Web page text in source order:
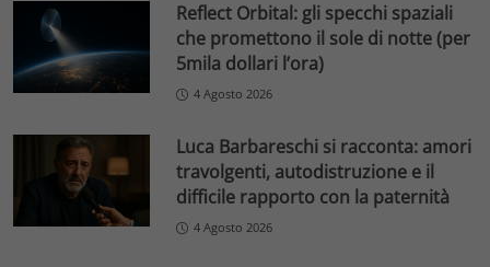
Reflect Orbital: gli specchi spaziali
che promettono il sole di notte (per
5mila dollari l’ora)
4 Agosto 2026
Luca Barbareschi si racconta: amori
travolgenti, autodistruzione e il
difficile rapporto con la paternità
4 Agosto 2026